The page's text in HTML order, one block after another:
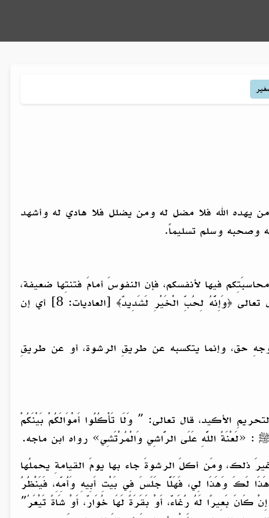
يهده الله فلا مضل له ومن يضلل فلا هادي له وأشهد
وصحبه وسلم تسليماً.
فيها لأنفسكم، فإن النفوسَ أمامَ فتنتِها ضعيفة،
لقوةِ تعلقها به، وشدةِ حبِّها له، قال تعالى: ﴿وَتُحِبُّونَ الْمَالَ ‌حُبًّا ‌جَمًّا ﴾ [الفجر: 20] وقال تعالى ﴿وَإِنَّهُ ‌لِحُبِّ الْخَيْرِ لَشَدِيدٌ﴾ [العاديات: 8] أي إن
حق، وإنما يتكسبه عن طريقِ الرشوة، أو عن طريقِ
الأكيد، قال تعالى: ” وَلَا تَأْكُلُوا أَمْوَالَكُمْ بَيْنَكُمْ
ﷺ : «لَعْنَةُ اللَّهِ عَلَى الرَّاشِي وَالْمُرْتَشِي» رواه ابن ماجه.
ذلك، ومَن أكلَ الرشوةَ جاء بها يومَ القيامةِ يحملُها
لَكَ وَهَذَا لِي، فَهَلَّا جَلَسَ فِي بَيْتِ أَبِيهِ وَأُمِّهِ، فَيَنْظُرُ
كَانَ بَعِيرًا لَهُ رُغَاءٌ، أَوْ بَقَرَةً لَهَا خُوَارٌ، أَوْ شَاةً تَيْعَرُ”